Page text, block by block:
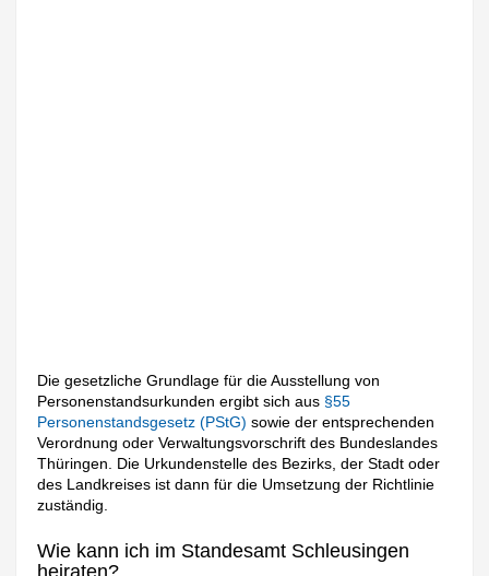
Die gesetzliche Grundlage für die Ausstellung von
Personenstandsurkunden ergibt sich aus §55
Personenstandsgesetz (PStG)sowie der entsprechenden
Verordnung oder Verwaltungsvorschrift des Bundeslandes
Thüringen. Die Urkundenstelle des Bezirks, der Stadt oder
des Landkreises ist dann für die Umsetzung der Richtlinie
zuständig.
Wie kann ich im Standesamt Schleusingen